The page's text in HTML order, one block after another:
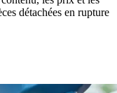
détachées en rupture